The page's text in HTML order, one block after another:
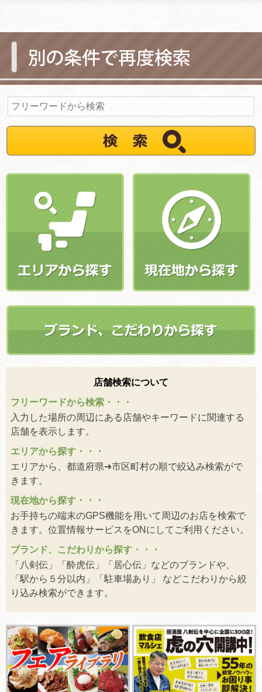
店舗検索について
フリーワードから検索・・・
入力した場所の周辺にある店舗やキーワードに関連する
店舗を表示します。
エリアから探す・・・
エリアから、都道府県➔市区町村の順で絞込み検索がで
きます。
現在地から探す・・・
お手持ちの端末のGPS機能を用いて周辺のお店を検索で
きます。位置情報サービスをONにしてご利用ください。
ブランド、こだわりから探す・・・
「八剣伝」「酔虎伝」「居心伝」などのブランドや、
「駅から５分以内」「駐車場あり」 などこだわりから絞
り込み検索ができます。